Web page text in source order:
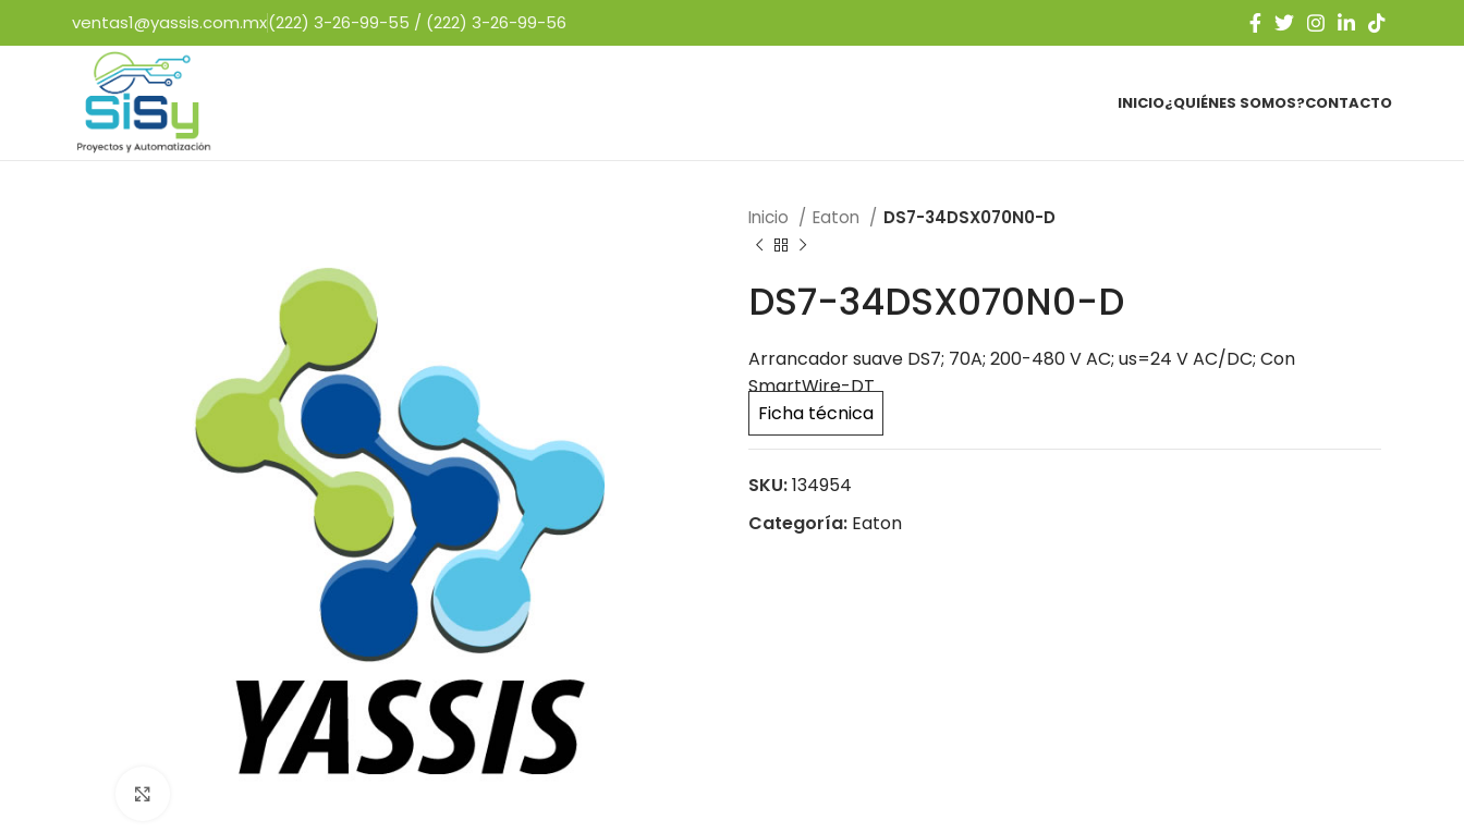
ventas1@yassis.com.mx(222) 3-26-99-55 / (222) 3-26-99-56
INICIO¿QUIÉNES SOMOS?CONTACTO
Inicio Eaton DS7-34DSX070N0-D
DS7-34DSX070N0-D
Arrancador suave DS7; 70A; 200-480 V AC; us=24 V AC/DC; Con
SmartWire-DT
Ficha técnica
SKU:134954
Categoría: Eaton